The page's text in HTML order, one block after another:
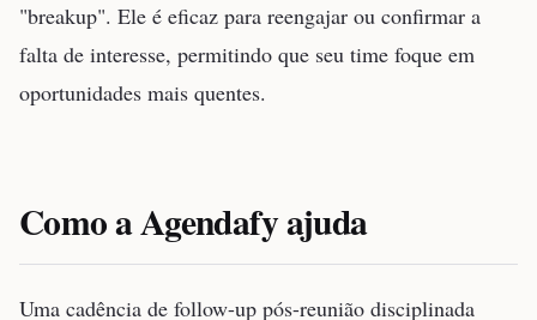
"breakup". Ele é eficaz para reengajar ou confirmar a
falta de interesse, permitindo que seu time foque em
oportunidades mais quentes.
Como a Agendafy ajuda
Uma cadência de follow-up pós-reunião disciplinada